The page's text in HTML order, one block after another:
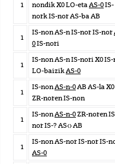
1
nondik X0 LO-etaAS-0IS-
nork IS-nor AS-ba AB
1
IS-non AS-n IS-nor IS-nor
0IS-nori
1
IS-non AS-n IS-nori X0
LO-baizikAS-0
1
IS-nonAS-n-0AB AS-la X0
ZR-noren IS-non
1
IS-nonAS-n-0ZR-noren
nor IS-? AS<> AB
1
IS-non AS-nor IS-nor IS-
AS-0